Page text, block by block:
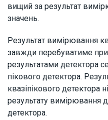
вищий за результат
значень.
Результат вимірювання
завжди перебуватиме
результатами детектора
пікового детектора.
квазіпікового
результату вимірювання
детектора.